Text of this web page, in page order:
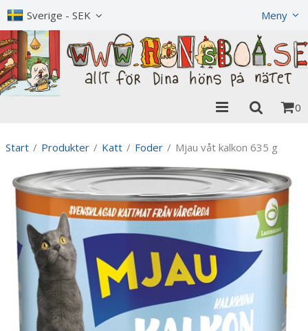
Sverige - SEK Meny
0
Start / Produkter / Katt / Foder / Mjau våt kalkon 635 g